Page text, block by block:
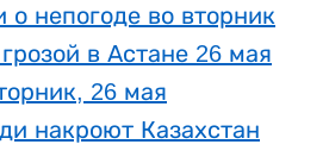
непогоде во вторник
в Астане 26 мая
26 мая
накроют Казахстан